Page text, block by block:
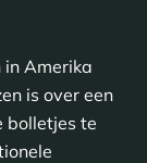
in Amerika
is over een
bolletjes te